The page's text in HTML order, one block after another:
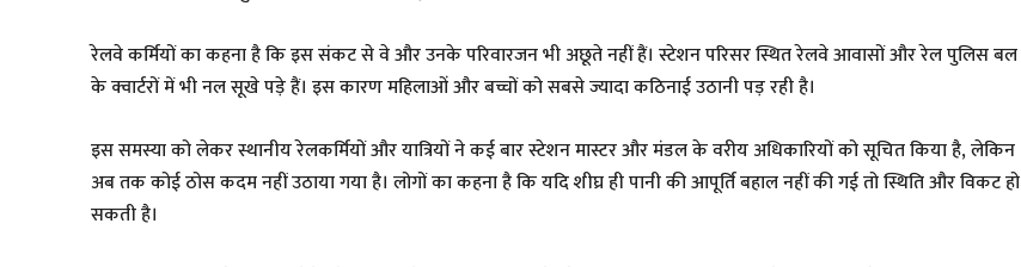
रेलवे कर्मियों का कहना है कि इस संकट से वे और उनके परिवारजन भी अछूते नहीं हैं। स्टेशन परिसर स्थित रेलवे आवासों और रेल पुलिस बल
के क्वार्टरों में भी नल सूखे पड़े हैं। इस कारण महिलाओं और बच्चों को सबसे ज्यादा कठिनाई उठानी पड़ रही है।
इस समस्या को लेकर स्थानीय रेलकर्मियों और यात्रियों ने कई बार स्टेशन मास्टर और मंडल के वरीय अधिकारियों को सूचित किया है, लेकिन
अब तक कोई ठोस कदम नहीं उठाया गया है। लोगों का कहना है कि यदि शीघ्र ही पानी की आपूर्ति बहाल नहीं की गई तो स्थिति और विकट हो
सकती है।